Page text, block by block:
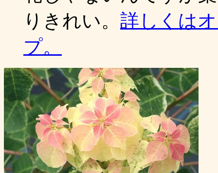
りきれい。 詳しくは
プ。